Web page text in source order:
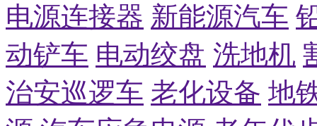
电源连接器 新能源汽车
动铲车 电动绞盘 洗地机
治安巡逻车 老化设备 地